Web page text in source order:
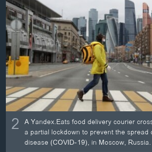
2 A Yandex.Eats food delivery courier
a partial lockdown to prevent the spread
disease (COVID-19), in Moscow, Russia.